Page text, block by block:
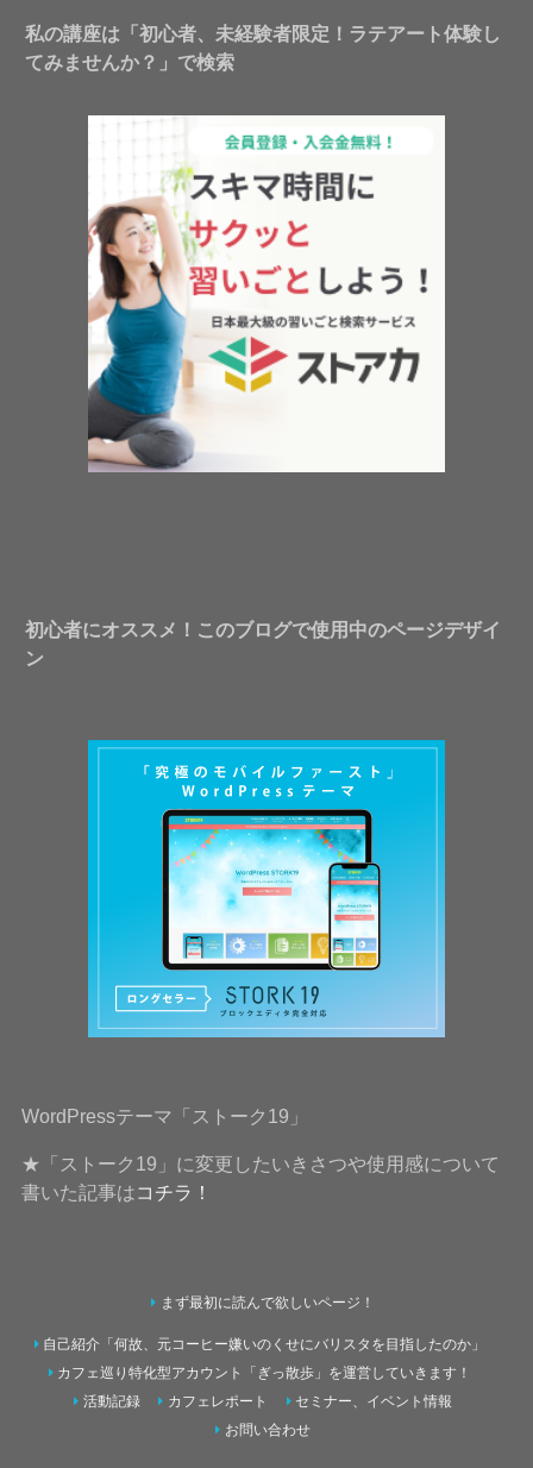
私の講座は「初心者、未経験者限定！ラテアート体験し
てみませんか？」で検索
初心者にオススメ！このブログで使用中のページデザイ
ン
WordPressテーマ「ストーク19」
★「ストーク19」に変更したいきさつや使用感について
書いた記事はコチラ！
まず最初に読んで欲しいページ！
自己紹介「何故、元コーヒー嫌いのくせにバリスタを目指したのか」
カフェ巡り特化型アカウント「ぎっ散歩」を運営していきます！
活動記録
カフェレポート
セミナー、イベント情報
お問い合わせ